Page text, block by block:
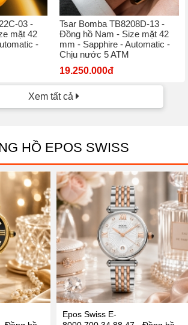
03 -
mặt 42
-
Tsar Bomba TB8208D-13 -
Đồng hồ Nam - Size mặt 42
mm - Sapphire - Automatic -
Chịu nước 5 ATM
19.250.000đ
Xem tất cả
HỒ EPOS SWISS
Epos Swiss E-